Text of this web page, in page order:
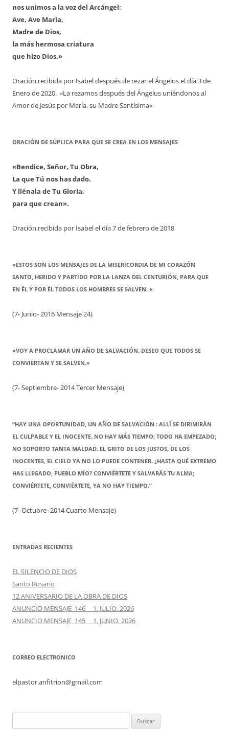
nos unimos a la voz del Arcángel:
Ave, Ave María,
Madre de Dios,
la más hermosa criatura
que hizo Dios.»
Oración recibida por Isabel después de rezar el Ángelus el día 3 de
Enero de 2020. «La rezamos después del Ángelus uniéndonos al
Amor de Jesús por María, su Madre Santísima»
ORACIÓN DE SÚPLICA PARA QUE SE CREA EN LOS MENSAJES
«Bendice, Señor, Tu Obra,
La que Tú nos has dado.
Y llénala de Tu Gloria,
para que crean».
Oración recibida por Isabel el día 7 de febrero de 2018
«ESTOS SON LOS MENSAJES DE LA MISERICORDIA DE MI CORAZÓN
SANTO, HERIDO Y PARTIDO POR LA LANZA DEL CENTURIÓN, PARA QUE
EN ÉL Y POR ÉL TODOS LOS HOMBRES SE SALVEN. «
(7- Junio- 2016 Mensaje 24)
«VOY A PROCLAMAR UN AÑO DE SALVACIÓN. DESEO QUE TODOS SE
CONVIERTAN Y SE SALVEN.»
(7- Septiembre- 2014 Tercer Mensaje)
“HAY UNA OPORTUNIDAD, UN AÑO DE SALVACIÓN : ALLÍ SE DIRIMIRÁN
EL CULPABLE Y EL INOCENTE. NO HAY MÁS TIEMPO: TODO HA EMPEZADO;
NO SOPORTO TANTA MALDAD. EL GRITO DE LOS JUSTOS, DE LOS
INOCENTES, EL CIELO YA NO LO PUEDE CONTENER. ¿HASTA QUÉ EXTREMO
HAS LLEGADO, PUEBLO MÍO? CONVIÉRTETE Y SALVARÁS TU ALMA;
CONVIÉRTETE, CONVIÉRTETE, YA NO HAY TIEMPO.”
(7- Octubre- 2014 Cuarto Mensaje)
ENTRADAS RECIENTES
EL SILENCIO DE DIOS
Santo Rosario
12 ANIVERSARIO DE LA OBRA DE DIOS
ANUNCIO MENSAJE 146 1. JULIO. 2026
ANUNCIO MENSAJE 145 1. JUNIO. 2026
CORREO ELECTRONICO
elpastor.anfitrion@gmail.com